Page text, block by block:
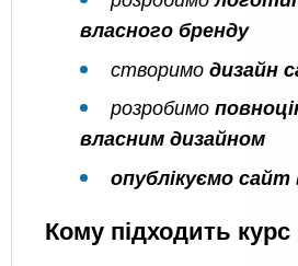
власного бренду
створимо дизайн
розробимо
власним дизайном
опублікуємо сайт
Кому підходить курс